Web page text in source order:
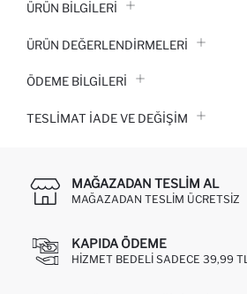
ÜRÜN BILGILERI
ÜRÜN DEĞERLENDİRMELERİ
ÖDEME BİLGİLERİ
TESLIMAT İADE VE DEĞIŞIM
MAĞAZADAN TESLIM AL
MAĞAZADAN TESLIM ÜCRETSIZ
KAPIDA ÖDEME
HIZMET BEDELI SADECE 39,99 TL